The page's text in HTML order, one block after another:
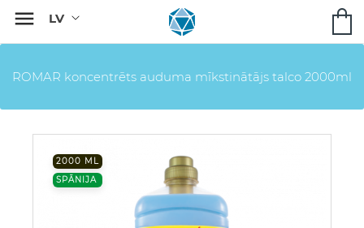

ROMAR koncentrēts auduma mīkstinātājs talco 2000ml
2000 ML
SPĀNIJA